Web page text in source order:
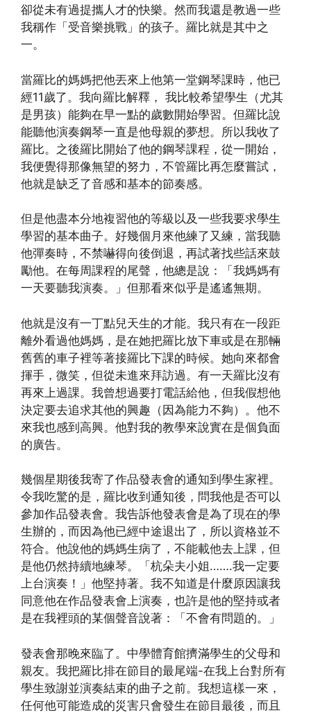
卻從未有過提攜人才的快樂。然而我還是教過一些
我稱作「受音樂挑戰」的孩子。羅比就是其中之
一。
當羅比的媽媽把他丟來上他第一堂鋼琴課時，他已
經11歲了。我向羅比解釋， 我比較希望學生（尤其
是男孩）能夠在早一點的歲數開始學習。但羅比說
能聽他演奏鋼琴一直是他母親的夢想。所以我收了
羅比。之後羅比開始了他的鋼琴課程，從一開始，
我便覺得那像無望的努力，不管羅比再怎麼嘗試，
他就是缺乏了音感和基本的節奏感。
但是他盡本分地複習他的等級以及一些我要求學生
學習的基本曲子。好幾個月來他練了又練，當我聽
他彈奏時，不禁嚇得向後倒退，再試著找些話來鼓
勵他。在每周課程的尾聲，他總是說：「我媽媽有
一天要聽我演奏。」但那看來似乎是遙遙無期。
他就是沒有一丁點兒天生的才能。我只有在一段距
離外看過他媽媽，是在她把羅比放下車或是在那輛
舊舊的車子裡等著接羅比下課的時候。她向來都會
揮手，微笑，但從未進來拜訪過。有一天羅比沒有
再來上過課。我曾想過要打電話給他，但我假想他
決定要去追求其他的興趣（因為能力不夠）。他不
來我也感到高興。他對我的教學來說實在是個負面
的廣告。
幾個星期後我寄了作品發表會的通知到學生家裡。
令我吃驚的是，羅比收到通知後，問我他是否可以
參加作品發表會。我告訴他發表會是為了現在的學
生辦的，而因為他已經中途退出了，所以資格並不
符合。他說他的媽媽生病了，不能載他去上課，但
是他仍然持續地練琴。「杭朵夫小姐…….我一定要
上台演奏！」他堅持著。我不知道是什麼原因讓我
同意他在作品發表會上演奏，也許是他的堅持或者
是在我裡頭的某個聲音說著：「不會有問題的。」
發表會那晚來臨了。中學體育館擠滿學生的父母和
親友。我把羅比排在節目的最尾端-在我上台對所有
學生致謝並演奏結束的曲子之前。我想這樣一來，
任何他可能造成的災害只會發生在節目最後，而且